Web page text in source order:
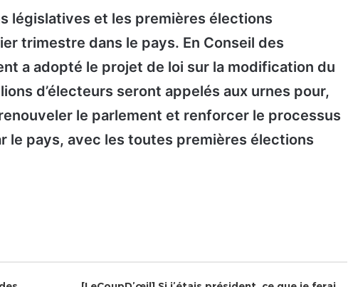
législatives et les premières élections
trimestre dans le pays. En Conseil des
a adopté le projet de loi sur la modification du
d’électeurs seront appelés aux urnes pour,
le parlement et renforcer le processus
le pays, avec les toutes premières élections